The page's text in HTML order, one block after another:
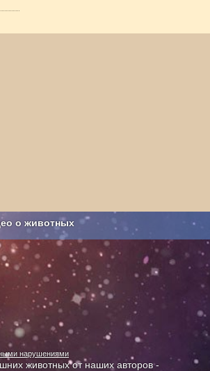
о животных
хозяйство
нарушениями
животных от наших авторов -